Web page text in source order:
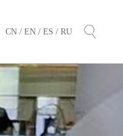
CN / EN / ES / RU